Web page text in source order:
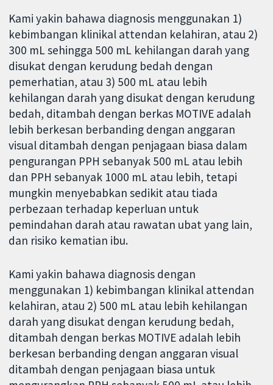
Kami yakin bahawa diagnosis menggunakan 1)
kebimbangan klinikal attendan kelahiran, atau 2)
300 mL sehingga 500 mL kehilangan darah yang
disukat dengan kerudung bedah dengan
pemerhatian, atau 3) 500 mL atau lebih
kehilangan darah yang disukat dengan kerudung
bedah, ditambah dengan berkas MOTIVE adalah
lebih berkesan berbanding dengan anggaran
visual ditambah dengan penjagaan biasa dalam
pengurangan PPH sebanyak 500 mL atau lebih
dan PPH sebanyak 1000 mL atau lebih, tetapi
mungkin menyebabkan sedikit atau tiada
perbezaan terhadap keperluan untuk
pemindahan darah atau rawatan ubat yang lain,
dan risiko kematian ibu.
Kami yakin bahawa diagnosis dengan
menggunakan 1) kebimbangan klinikal attendan
kelahiran, atau 2) 500 mL atau lebih kehilangan
darah yang disukat dengan kerudung bedah,
ditambah dengan berkas MOTIVE adalah lebih
berkesan berbanding dengan anggaran visual
ditambah dengan penjagaan biasa untuk